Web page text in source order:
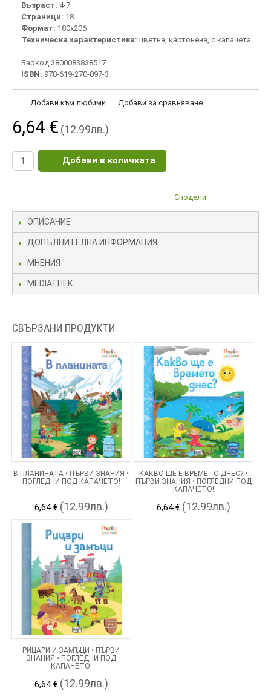
Възраст: 4-7
Страници: 18
Формат: 180х206
Техническа характеристика: цветна, картонена, с капачета
Баркод 3800083838517
ISBN: 978-619-270-097-3
Добави към любими Добави за сравняване
6,64 € (12.99лв.)
Добави в количката
Сподели
ОПИСАНИЕ
ДОПЪЛНИТЕЛНА ИНФОРМАЦИЯ
МНЕНИЯ
MEDIATHEK
СВЪРЗАНИ ПРОДУКТИ
В ПЛАНИНАТА • ПЪРВИ ЗНАНИЯ •
ПОГЛЕДНИ ПОД КАПАЧЕТО!
6,64 € (12.99лв.)
КАКВО ЩЕ Е ВРЕМЕТО ДНЕС? •
ПЪРВИ ЗНАНИЯ • ПОГЛЕДНИ ПОД
КАПАЧЕТО!
6,64 € (12.99лв.)
РИЦАРИ И ЗАМЪЦИ • ПЪРВИ
ЗНАНИЯ • ПОГЛЕДНИ ПОД
КАПАЧЕТО!
6,64 € (12.99лв.)